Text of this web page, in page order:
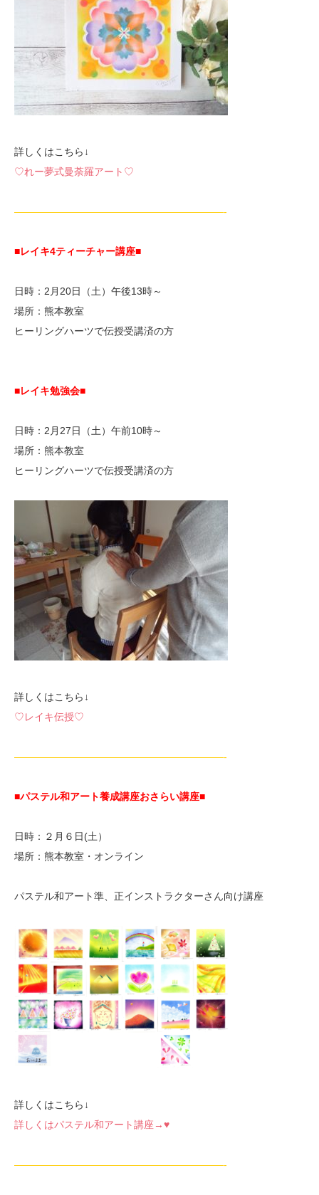
詳しくはこちら↓
♡れー夢式曼荼羅アート♡
—————————————————————-
■レイキ4ティーチャー講座■
日時：2月20日（土）午後13時～
場所：熊本教室
ヒーリングハーツで伝授受講済の方
■レイキ勉強会■
日時：2月27日（土）午前10時～
場所：熊本教室
ヒーリングハーツで伝授受講済の方
詳しくはこちら↓
♡レイキ伝授♡
—————————————————————-
■パステル和アート養成講座おさらい講座■
日時：２月６日(土）
場所：熊本教室・オンライン
パステル和アート準、正インストラクターさん向け講座
詳しくはこちら↓
詳しくはパステル和アート講座→♥
—————————————————————-